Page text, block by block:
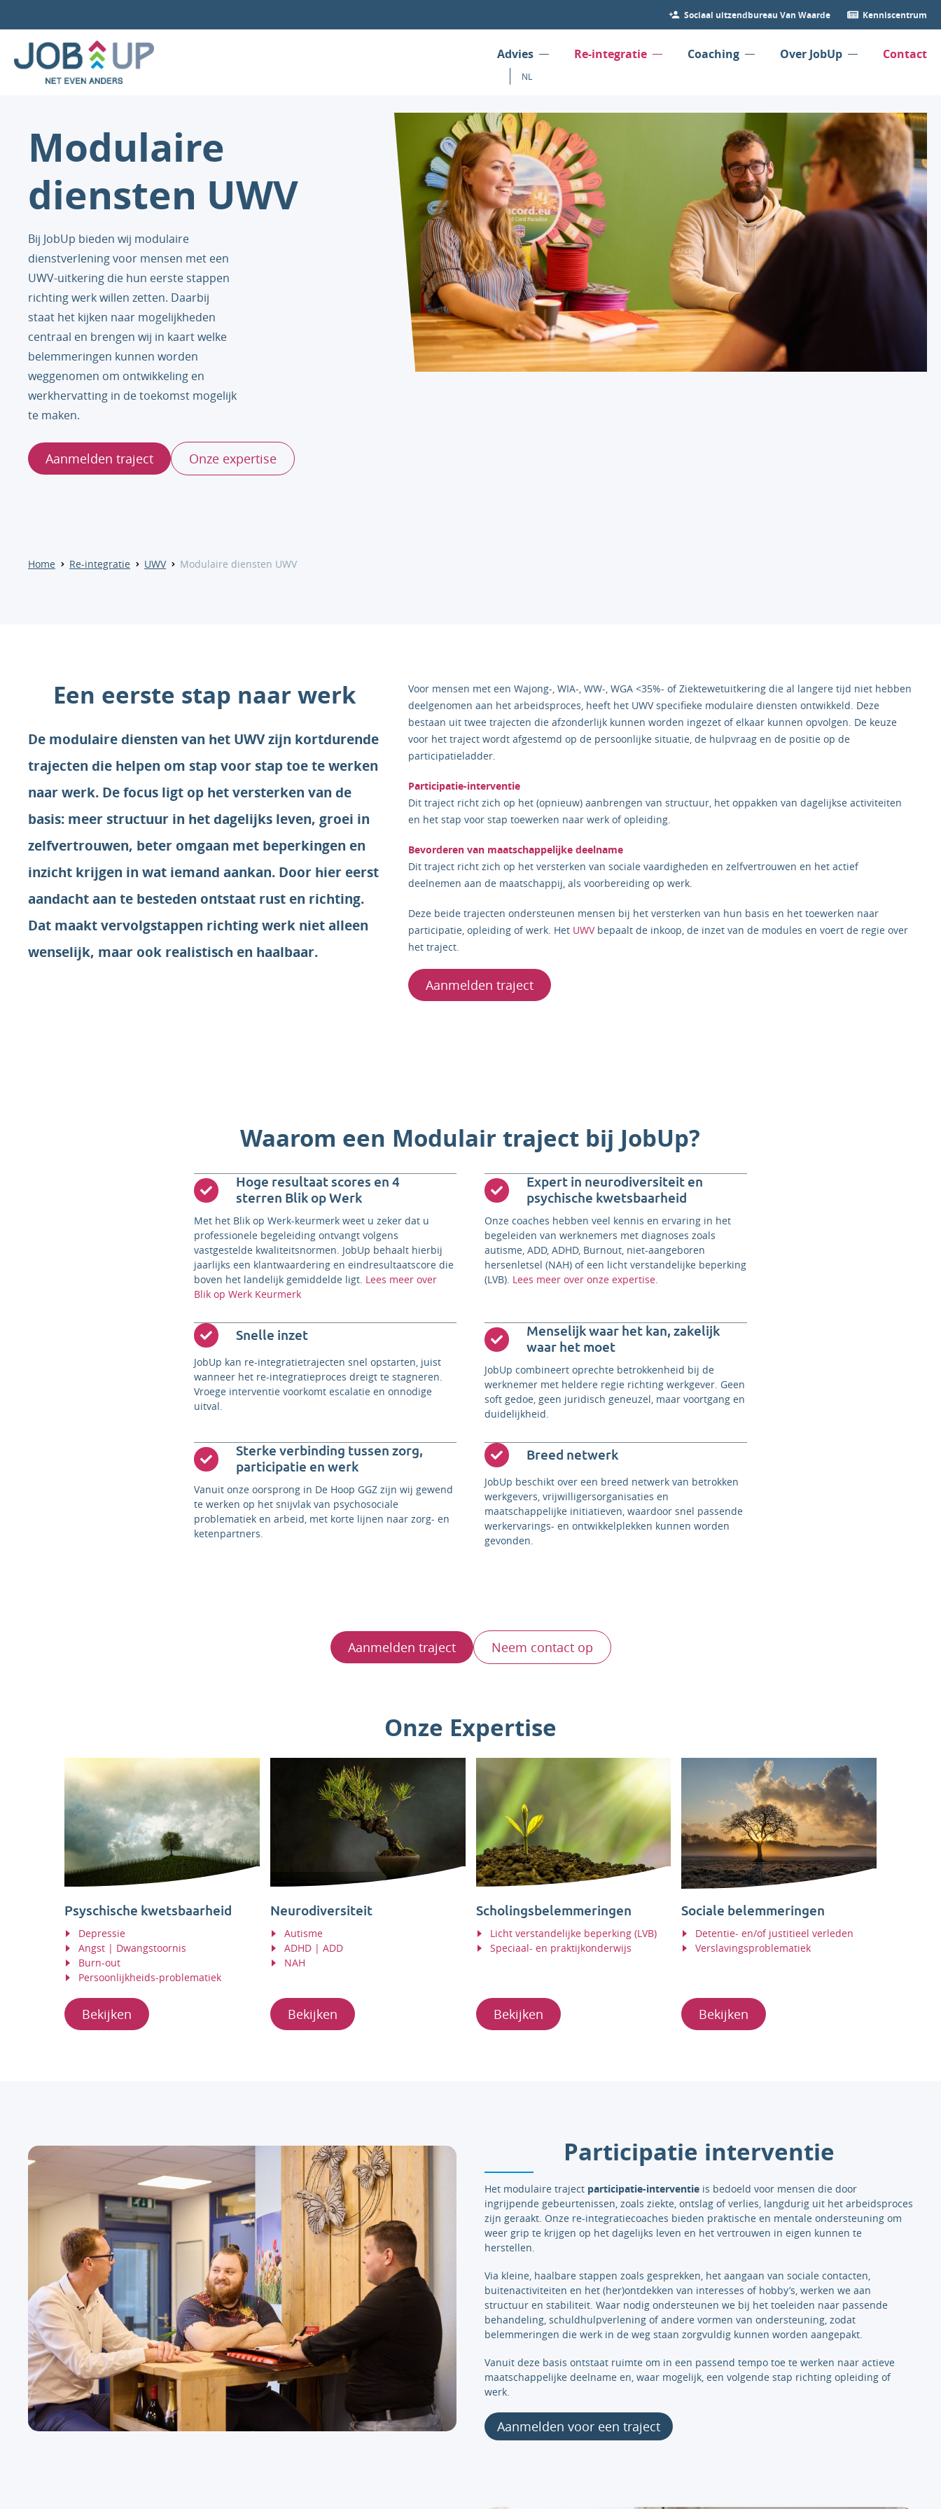
Sociaal uitzendbureau Van Waarde Kenniscentrum
Advies Re-integratie Coaching Over JobUp Contact
NL
Modulaire
diensten UWV
Bij JobUp bieden wij modulaire
dienstverlening voor mensen met een
UWV-uitkering die hun eerste stappen
richting werk willen zetten. Daarbij
staat het kijken naar mogelijkheden
centraal en brengen wij in kaart welke
belemmeringen kunnen worden
weggenomen om ontwikkeling en
werkhervatting in de toekomst mogelijk
te maken.
Aanmelden traject Onze expertise
Home Re-integratie UWV Modulaire diensten UWV
Een eerste stap naar werk
De modulaire diensten van het UWV zijn kortdurende
trajecten die helpen om stap voor stap toe te werken
naar werk. De focus ligt op het versterken van de
basis: meer structuur in het dagelijks leven, groei in
zelfvertrouwen, beter omgaan met beperkingen en
inzicht krijgen in wat iemand aankan. Door hier eerst
aandacht aan te besteden ontstaat rust en richting.
Dat maakt vervolgstappen richting werk niet alleen
wenselijk, maar ook realistisch en haalbaar.
Voor mensen met een Wajong-, WIA-, WW-, WGA <35%- of Ziektewetuitkering die al langere tijd niet hebben
deelgenomen aan het arbeidsproces, heeft het UWV specifieke modulaire diensten ontwikkeld. Deze
bestaan uit twee trajecten die afzonderlijk kunnen worden ingezet of elkaar kunnen opvolgen. De keuze
voor het traject wordt afgestemd op de persoonlijke situatie, de hulpvraag en de positie op de
participatieladder.
Participatie-interventie
Dit traject richt zich op het (opnieuw) aanbrengen van structuur, het oppakken van dagelijkse activiteiten
en het stap voor stap toewerken naar werk of opleiding.
Bevorderen van maatschappelijke deelname
Dit traject richt zich op het versterken van sociale vaardigheden en zelfvertrouwen en het actief
deelnemen aan de maatschappij, als voorbereiding op werk.
Deze beide trajecten ondersteunen mensen bij het versterken van hun basis en het toewerken naar
participatie, opleiding of werk. Het UWVbepaalt de inkoop, de inzet van de modules en voert de regie over
het traject.
Aanmelden traject
Waarom een Modulair traject bij JobUp?
Hoge resultaat scores en 4
sterren Blik op Werk
Met het Blik op Werk-keurmerk weet u zeker dat u
professionele begeleiding ontvangt volgens
vastgestelde kwaliteitsnormen. JobUp behaalt hierbij
jaarlijks een klantwaardering en eindresultaatscore die
boven het landelijk gemiddelde ligt. Lees meer over
Blik op Werk Keurmerk
Expert in neurodiversiteit en
psychische kwetsbaarheid
Onze coaches hebben veel kennis en ervaring in het
begeleiden van werknemers met diagnoses zoals
autisme, ADD, ADHD, Burnout, niet-aangeboren
hersenletsel (NAH) of een licht verstandelijke beperking
(LVB). Lees meer over onze expertise.
Snelle inzet
JobUp kan re-integratietrajecten snel opstarten, juist
wanneer het re-integratieproces dreigt te stagneren.
Vroege interventie voorkomt escalatie en onnodige
uitval.
Menselijk waar het kan, zakelijk
waar het moet
JobUp combineert oprechte betrokkenheid bij de
werknemer met heldere regie richting werkgever. Geen
soft gedoe, geen juridisch geneuzel, maar voortgang en
duidelijkheid.
Sterke verbinding tussen zorg,
participatie en werk
Vanuit onze oorsprong in De Hoop GGZ zijn wij gewend
te werken op het snijvlak van psychosociale
problematiek en arbeid, met korte lijnen naar zorg- en
ketenpartners.
Breed netwerk
JobUp beschikt over een breed netwerk van betrokken
werkgevers, vrijwilligersorganisaties en
maatschappelijke initiatieven, waardoor snel passende
werkervarings- en ontwikkelplekken kunnen worden
gevonden.
Aanmelden traject Neem contact op
Onze Expertise
Psyschische kwetsbaarheid
Depressie
Angst | Dwangstoornis
Burn-out
Persoonlijkheids-problematiek
Bekijken
Neurodiversiteit
Autisme
ADHD | ADD
NAH
Bekijken
Scholingsbelemmeringen
Licht verstandelijke beperking (LVB)
Speciaal- en praktijkonderwijs
Bekijken
Sociale belemmeringen
Detentie- en/of justitieel verleden
Verslavingsproblematiek
Bekijken
Participatie interventie
Het modulaire traject participatie-interventie is bedoeld voor mensen die door
ingrijpende gebeurtenissen, zoals ziekte, ontslag of verlies, langdurig uit het arbeidsproces
zijn geraakt. Onze re-integratiecoaches bieden praktische en mentale ondersteuning om
weer grip te krijgen op het dagelijks leven en het vertrouwen in eigen kunnen te
herstellen.
Via kleine, haalbare stappen zoals gesprekken, het aangaan van sociale contacten,
buitenactiviteiten en het (her)ontdekken van interesses of hobby’s, werken we aan
structuur en stabiliteit. Waar nodig ondersteunen we bij het toeleiden naar passende
behandeling, schuldhulpverlening of andere vormen van ondersteuning, zodat
belemmeringen die werk in de weg staan zorgvuldig kunnen worden aangepakt.
Vanuit deze basis ontstaat ruimte om in een passend tempo toe te werken naar actieve
maatschappelijke deelname en, waar mogelijk, een volgende stap richting opleiding of
werk.
Aanmelden voor een traject